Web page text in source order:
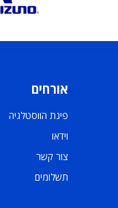
אורחים
פינת הווסטלגיה
וידאו
צור קשר
תשלומים